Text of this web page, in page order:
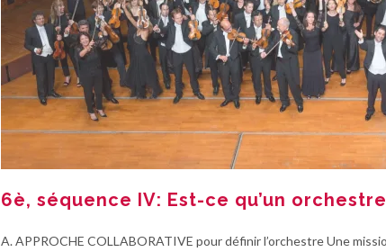
6è, séquence IV: Est-ce qu’un
A. APPROCHE COLLABORATIVE pour définir l’orchestre Une